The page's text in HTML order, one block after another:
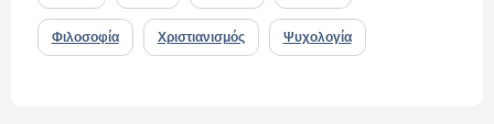
Φιλοσοφία Χριστιανισμός Ψυχολογία